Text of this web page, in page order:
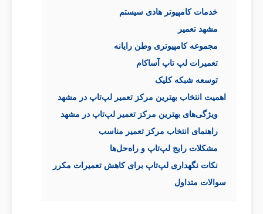
خدمات کامپیوتر هادی سیستم
مشهد تعمیر
مجموعه کامپیوتری وطن رایانه
تعمیرات لپ تاپ آساکام
توسعه شبکه کلیک
اهمیت انتخاب بهترین مرکز تعمیر لپ‌تاپ در مشهد
ویژگی‌های بهترین مرکز تعمیر لپ‌تاپ در مشهد
راهنمای انتخاب مرکز تعمیر مناسب
مشکلات رایج لپ‌تاپ و راه‌حل‌ها
نکات نگهداری لپ‌تاپ برای کاهش تعمیرات مکرر
سوالات متداول